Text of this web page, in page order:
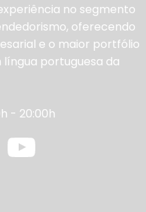
no segmento
oferecendo
e o maior portfólio
portuguesa da
- 20:00h